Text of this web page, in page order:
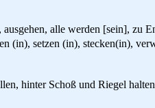
alle werden [sein], zu
(in), setzen (in), stecken(in),
hinter Schoß und Riegel